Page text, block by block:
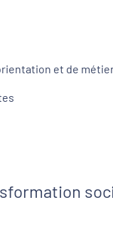
et de